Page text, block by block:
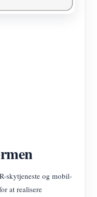
skytjeneste og mobil-
at realisere